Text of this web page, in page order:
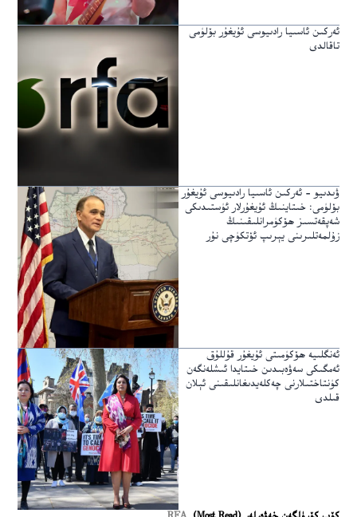
ئەركىن ئاسىيا رادىيوسى ئۇيغۇر بۆلۈمى
تاقالدى
ۋىدىيو – ئەركىن ئاسىيا رادىيوسى ئۇيغۇر
بۆلۈمى: خىتاينىڭ ئۇيغۇرلار ئۈستىدىكى
شەپقەتسىز ھۆكۈمرانلىقىنىڭ
زۇلمەتلىرىنى يېرىپ ئۆتكۈچى نۇر
ئەنگلىيە ھۆكۈمىتى ئۇيغۇر قۇللۇق
ئەمگىكى سەۋەبىدىن خىتايدا ئىشلەنگەن
كۈنتاختىلارنى چەكلەيدىغانلىقىنى ئېلان
قىلدى